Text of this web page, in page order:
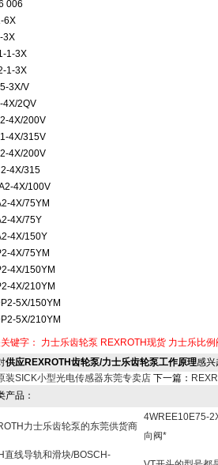
006
6X
3X
1-3X
1-3X
3X/V
4X/2QV
4X/200V
4X/315V
4X/200V
4X/315
4X/100V
4X/75YM
4X/75Y
4X/150Y
4X/75YM
4X/150YM
4X/210YM
5X/150YM
5X/210YM
键字： 力士乐齿轮泵 REXROTH现货 力士乐比例
供应REXROTH齿轮泵/力士乐齿轮泵工作原理感兴
装SICK小型光电传感器东莞专卖店 下一篇：
品：
力士乐齿轮泵的东莞供货商
4WREE10E75-
向阀*
直线导轨和滑块/BOSCH-